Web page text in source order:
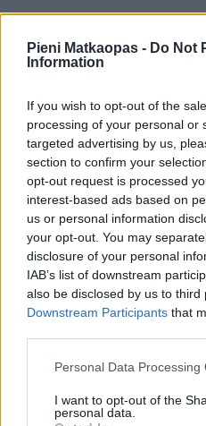
Pieni Matkaopas - Do Not
Information
If you wish to opt-out of the
processing of your personal or
targeted advertising by us,
section to confirm your
opt-out request is processed
interest-based ads based on
us or personal information
your opt-out. You may
disclosure of your personal
IAB’s list of downstream
also be disclosed by us to third
Downstream Participants that
Personal Data Processing
I want to opt-out of the
personal data.
Sadepäivien
aikaisempina
10 kpl